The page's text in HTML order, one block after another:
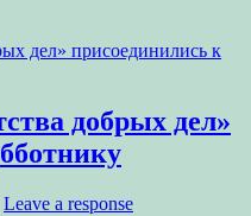
добрых дел»
Leave a response